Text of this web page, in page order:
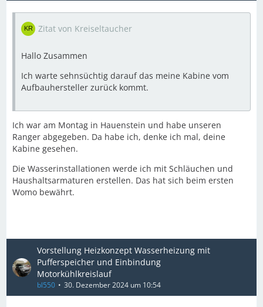
Zitat von Kreiseltaucher
Hallo Zusammen
Ich warte sehnsüchtig darauf das meine Kabine vom
Aufbauhersteller zurück kommt.
Ich war am Montag in Hauenstein und habe unseren
Ranger abgegeben. Da habe ich, denke ich mal, deine
Kabine gesehen.
Die Wasserinstallationen werde ich mit Schläuchen und
Haushaltsarmaturen erstellen. Das hat sich beim ersten
Womo bewährt.
Vorstellung Heizkonzept Wasserheizung mit
Pufferspeicher und Einbindung
Motorkühlkreislauf
bl550 30. Dezember 2024 um 10:54